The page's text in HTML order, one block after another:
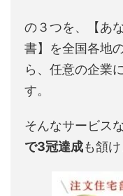
の３つを、【あ
書】を全国各地
ら、任意の企業
す。
そんなサービス
で3冠達成も頷け